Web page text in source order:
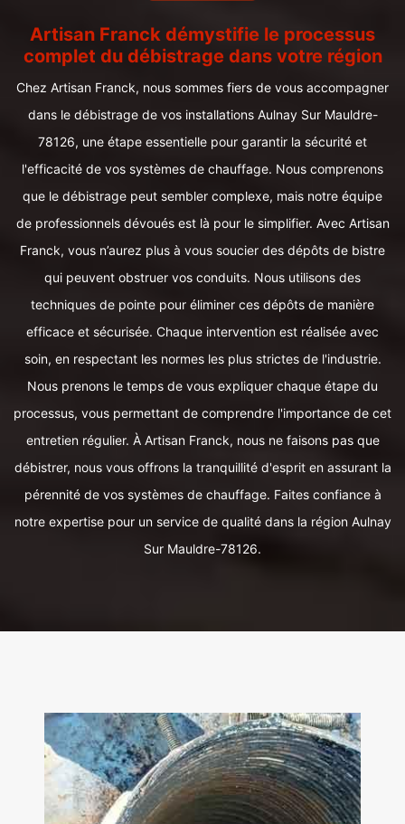
Artisan Franck démystifie le processus
complet du débistrage dans votre région
Chez Artisan Franck, nous sommes fiers de vous accompagner
dans le débistrage de vos installations Aulnay Sur Mauldre-
78126, une étape essentielle pour garantir la sécurité et
l'efficacité de vos systèmes de chauffage. Nous comprenons
que le débistrage peut sembler complexe, mais notre équipe
de professionnels dévoués est là pour le simplifier. Avec Artisan
Franck, vous n’aurez plus à vous soucier des dépôts de bistre
qui peuvent obstruer vos conduits. Nous utilisons des
techniques de pointe pour éliminer ces dépôts de manière
efficace et sécurisée. Chaque intervention est réalisée avec
soin, en respectant les normes les plus strictes de l'industrie.
Nous prenons le temps de vous expliquer chaque étape du
processus, vous permettant de comprendre l'importance de cet
entretien régulier. À Artisan Franck, nous ne faisons pas que
débistrer, nous vous offrons la tranquillité d'esprit en assurant la
pérennité de vos systèmes de chauffage. Faites confiance à
notre expertise pour un service de qualité dans la région Aulnay
Sur Mauldre-78126.